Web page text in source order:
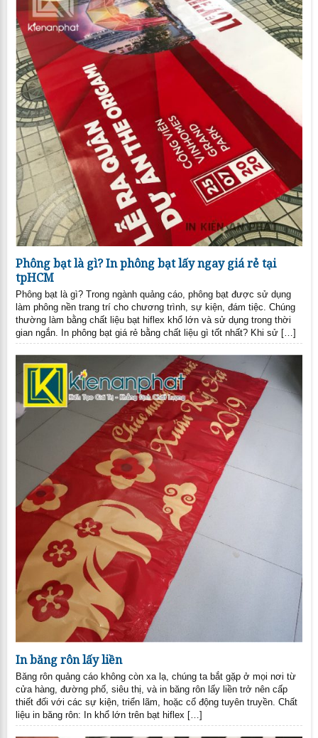
Phông bạt là gì? In phông bạt lấy ngay giá rẻ tại
tpHCM
Phông bạt là gì? Trong ngành quảng cáo, phông bạt được sử dụng
làm phông nền trang trí cho chương trình, sự kiện, đám tiệc. Chúng
thường làm bằng chất liệu bạt hiflex khổ lớn và sử dụng trong thời
gian ngắn. In phông bạt giá rẻ bằng chất liệu gì tốt nhất? Khi sử […]
In băng rôn lấy liền
Băng rôn quảng cáo không còn xa lạ, chúng ta bắt gặp ở mọi nơi từ
cửa hàng, đường phố, siêu thị, và in băng rôn lấy liền trở nên cấp
thiết đối với các sự kiện, triển lãm, hoặc cổ động tuyên truyền. Chất
liệu in băng rôn: In khổ lớn trên bạt hiflex […]